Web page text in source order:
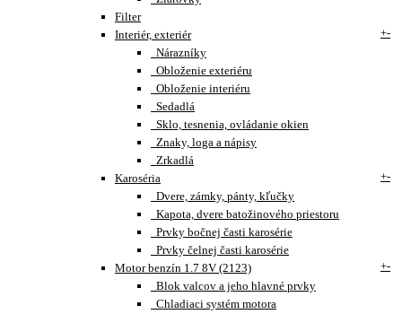
Filter
Interiér, exteriér
+-
Nárazníky
Obloženie exteriéru
Obloženie interiéru
Sedadlá
Sklo, tesnenia, ovládanie okien
Znaky, loga a nápisy
Zrkadlá
Karoséria
+-
Dvere, zámky, pánty, kľučky
Kapota, dvere batožinového priestoru
Prvky bočnej časti karosérie
Prvky čelnej časti karosérie
Motor benzín 1.7 8V (2123)
+-
Blok valcov a jeho hlavné prvky
Chladiaci systém motora